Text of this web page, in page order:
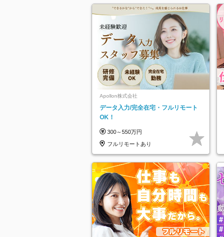
Apollon株式会社
データ入力/完全在宅・フルリモート
OK！
300～550万円
フルリモートあり